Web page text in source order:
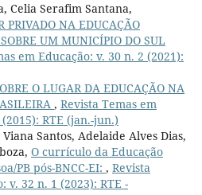
Celia Serafim Santana,
PRIVADO NA EDUCAÇÃO
UM MUNICÍPIO DO SUL
em Educação: v. 30 n. 2 (2021):
O LUGAR DA EDUCAÇÃO NA
, Revista Temas em
RTE (jan.-jun.)
Santos, Adelaide Alves Dias,
O currículo da Educação
PB pós-BNCC-EI: , Revista
v. 32 n. 1 (2023): RTE -